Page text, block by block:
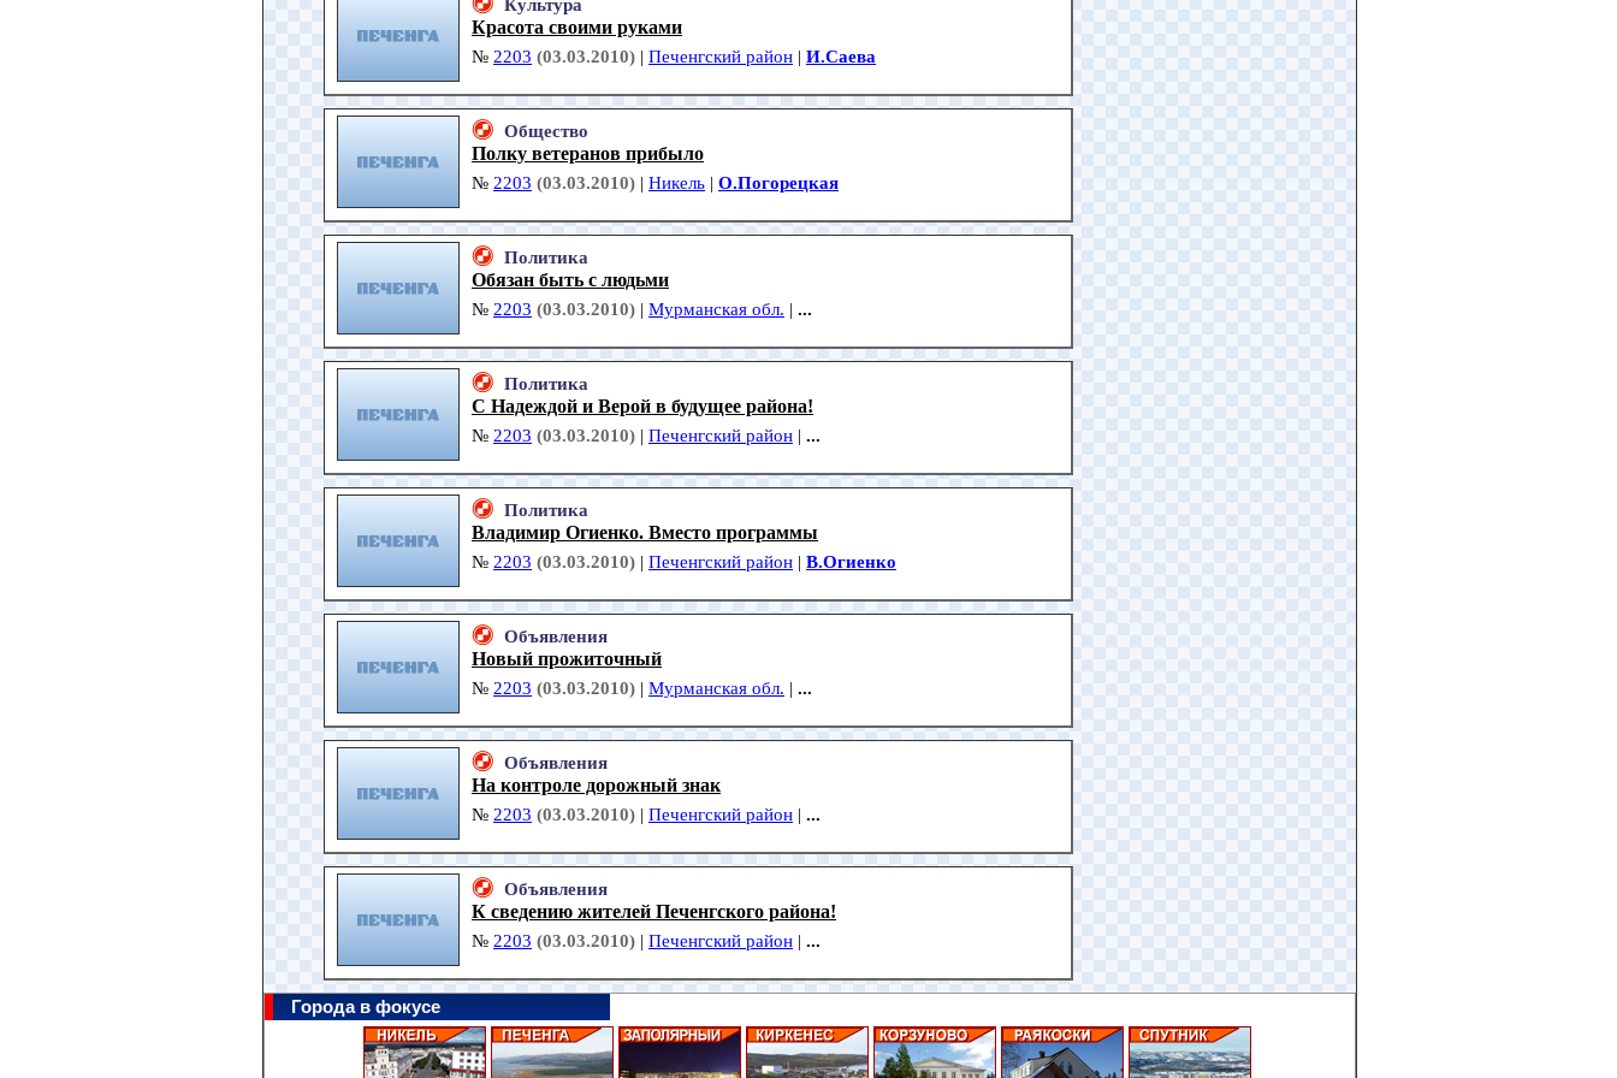
Культура
Красота своими руками
№ 2203 (03.03.2010) | Печенгский район | И.Саева
Общество
Полку ветеранов прибыло
№ 2203 (03.03.2010) | Никель | О.Погорецкая
Политика
Обязан быть с людьми
№ 2203 (03.03.2010) | Мурманская обл. | ...
Политика
С Надеждой и Верой в будущее района!
№ 2203 (03.03.2010) | Печенгский район | ...
Политика
Владимир Огиенко. Вместо программы
№ 2203 (03.03.2010) | Печенгский район | В.Огиенко
Объявления
Новый прожиточный
№ 2203 (03.03.2010) | Мурманская обл. | ...
Объявления
На контроле дорожный знак
№ 2203 (03.03.2010) | Печенгский район | ...
Объявления
К сведению жителей Печенгского района!
№ 2203 (03.03.2010) | Печенгский район | ...
Города в фокусе